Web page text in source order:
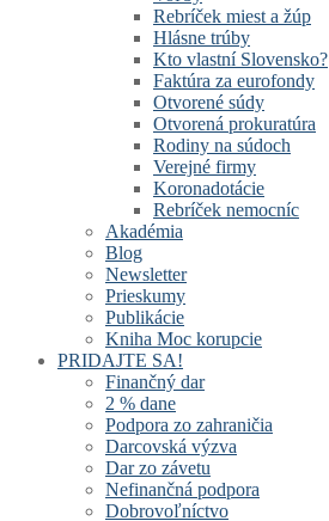
Rebríček miest a žúp
Hlásne trúby
Kto vlastní Slovensko?
Faktúra za eurofondy
Otvorené súdy
Otvorená prokuratúra
Rodiny na súdoch
Verejné firmy
Koronadotácie
Rebríček nemocníc
Akadémia
Blog
Newsletter
Prieskumy
Publikácie
Kniha Moc korupcie
PRIDAJTE SA!
Finančný dar
2 % dane
Podpora zo zahraničia
Darcovská výzva
Dar zo závetu
Nefinančná podpora
Dobrovoľníctvo